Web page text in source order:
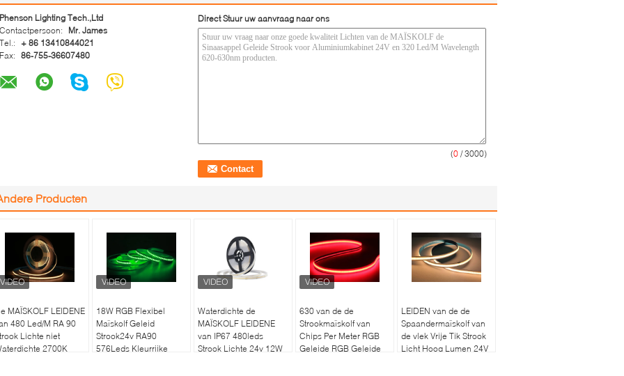
Phenson Lighting Tech.,Ltd
Contactpersoon:
Mr. James
Tel.:
+ 86 13410844021
Fax: 86-755-36607480
Direct Stuur uw aanvraag naar ons
(0 / 3000)
Producten
MAÏSKOLF LEIDENE
480 Led/M RA 90
Lichte niet
2700K
18W RGB Flexibel
Maïskolf Geleid
Strook24v RA90
576Leds Kleurrijke
Waterdichte de
MAÏSKOLF LEIDENE
van IP67 480leds
Strook Lichte 24v 12W
630 van de de
Strookmaïskolf van
Chips Per Meter RGB
Geleide RGB Geleide
LEIDEN van de de
Spaandermaïskolf van
de vlek Vrije Tik Strook
Licht Hoog Lumen 24V